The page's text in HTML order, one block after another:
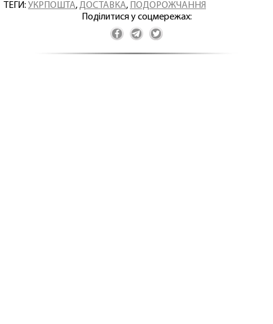
ТЕГИ: УКРПОШТА,ДОСТАВКА,
ПОДОРОЖЧАННЯ
Поділитися у соцмережах: